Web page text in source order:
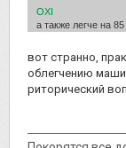
OXI
а также легче на 85
вот странно,
облегчению
риторический